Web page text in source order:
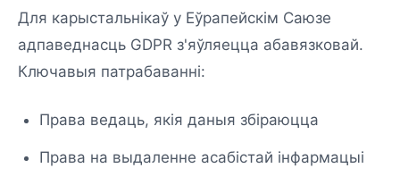
Для карыстальнікаў у Еўрапейскім Саюзе
адпаведнасць GDPR з'яўляецца абавязковай.
Ключавыя патрабаванні:
Права ведаць, якія даныя збіраюцца
Права на выдаленне асабістай інфармацыі